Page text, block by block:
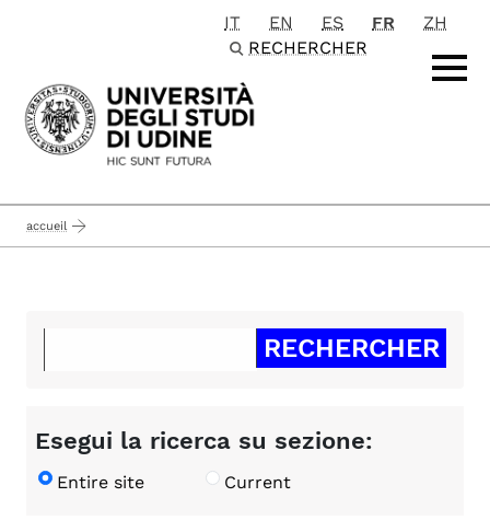
Passa al contenuto principale
IT EN ES FR
ZH
RECHERCHER
accueil
Esegui la ricerca su sezione:
Entire site Current